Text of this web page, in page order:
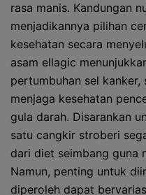
rasa manis. Kandungan
menjadikannya pilihan
kesehatan secara
asam ellagic
pertumbuhan sel
menjaga kesehatan
gula darah. Disarankan
satu cangkir stroberi
dari diet seimbang guna
Namun, penting untuk
diperoleh dapat